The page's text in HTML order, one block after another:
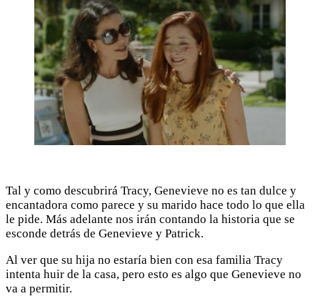
Tal y como descubrirá Tracy, Genevieve no es tan dulce y
encantadora como parece y su marido hace todo lo que ella
le pide. Más adelante nos irán contando la historia que se
esconde detrás de Genevieve y Patrick.
Al ver que su hija no estaría bien con esa familia Tracy
intenta huir de la casa, pero esto es algo que Genevieve no
va a permitir.